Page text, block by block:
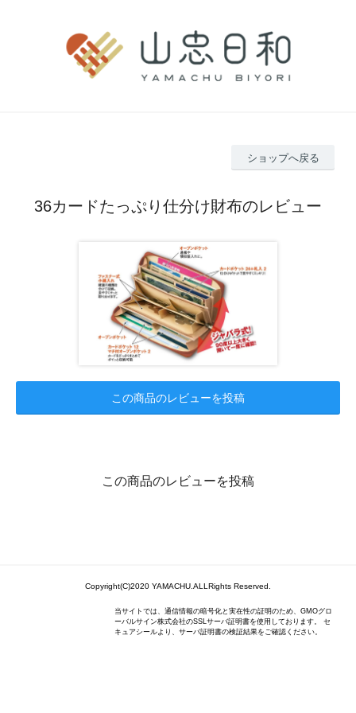
ショップへ戻る
36カードたっぷり仕分け財布のレビュー
この商品のレビューを投稿
この商品のレビューを投稿
Copyright(C)2020 YAMACHU.ALLRights Reserved.
当サイトでは、通信情報の暗号化と実在性の証明のため、GMOグロ
ーバルサイン株式会社のSSLサーバ証明書を使用しております。 セ
キュアシールより、サーバ証明書の検証結果をご確認ください。